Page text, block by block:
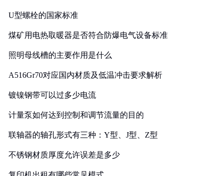
U型螺栓的国家标准
煤矿用电热取暖器是否符合防爆电气设备标准
照明母线槽的主要作用是什么
A516Gr70对应国内材质及低温冲击要求解析
镀镍钢带可以过多少电流
计量泵如何达到控制和调节流量的目的
联轴器的轴孔形式有三种：Y型、J型、Z型
不锈钢材质厚度允许误差是多少